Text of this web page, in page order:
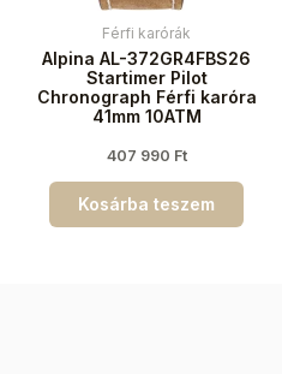
Férfi karórák
Alpina AL-372GR4FBS26
Startimer Pilot
Chronograph Férfi karóra
41mm 10ATM
407 990 Ft
Kosárba teszem